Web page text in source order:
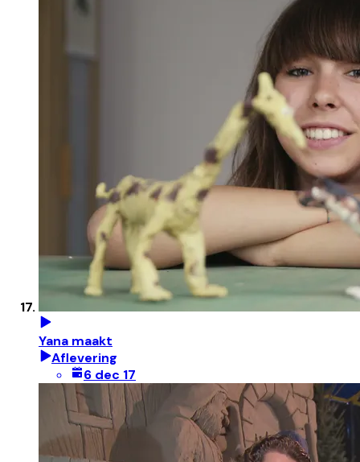
Yana maakt
Aflevering
6 dec 17